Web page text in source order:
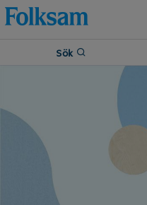
Till
navigation
Till
innehåll
Sök